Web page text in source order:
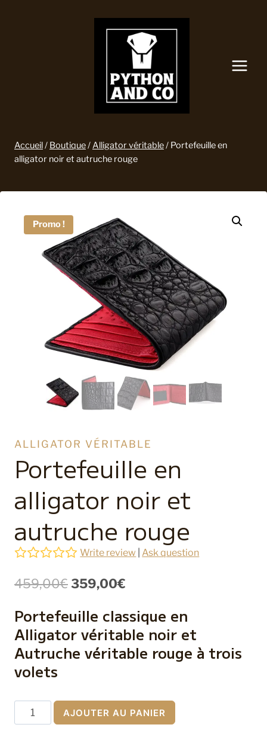
Accueil/ Boutique/Alligator véritable/ Portefeuille en
alligator noir et autruche rouge
Promo !
ALLIGATOR VÉRITABLE
Portefeuille en
alligator noir et
autruche rouge
Write review |Ask question
459,00€Le
initial
était :
459,00€.
359,00€
actuel
est :
359,00€.
Portefeuille classique en
Alligator véritable noir et
Autruche véritable rouge à trois
volets
quantité
de
AJOUTER AU PANIER